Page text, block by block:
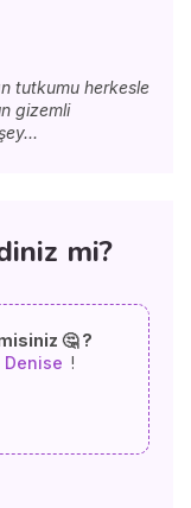
tutkumu herkesle
gizemli
mi?
🤔 ?
Denise !